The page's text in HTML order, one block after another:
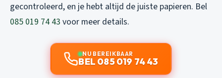
gecontroleerd, en je hebt altijd de juiste papieren. Bel
085 019 74 43 voor meer details.
NU BEREIKBAAR
BEL 085 019 74 43